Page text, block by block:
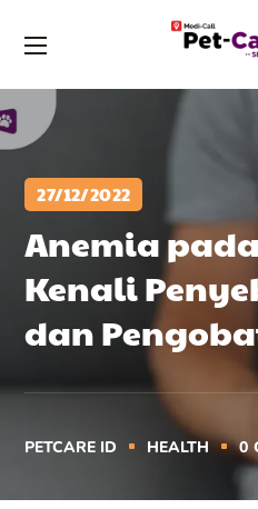
27/12/2022
Anemia
Kenali
dan
PETCARE ID HEALTH 0